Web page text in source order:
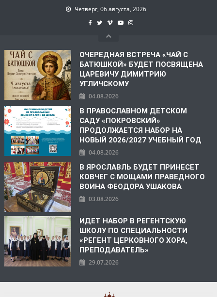
Четверг, 06 августа, 2026
ОЧЕРЕДНАЯ ВСТРЕЧА «ЧАЙ С
БАТЮШКОЙ» БУДЕТ ПОСВЯЩЕНА
ЦАРЕВИЧУ ДИМИТРИЮ
УГЛИЧСКОМУ
04.08.2026
В ПРАВОСЛАВНОМ ДЕТСКОМ
САДУ «ПОКРОВСКИЙ»
ПРОДОЛЖАЕТСЯ НАБОР НА
НОВЫЙ 2026/2027 УЧЕБНЫЙ ГОД
04.08.2026
В ЯРОСЛАВЛЬ БУДЕТ ПРИНЕСЕТ
КОВЧЕГ С МОЩАМИ ПРАВЕДНОГО
ВОИНА ФЕОДОРА УШАКОВА
03.08.2026
ИДЕТ НАБОР В РЕГЕНТСКУЮ
ШКОЛУ ПО СПЕЦИАЛЬНОСТИ
«РЕГЕНТ ЦЕРКОВНОГО ХОРА,
ПРЕПОДАВАТЕЛЬ»
29.07.2026